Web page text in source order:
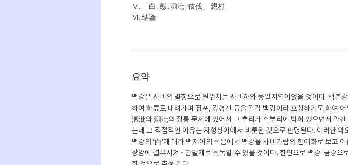
Ⅴ. 「白․態․泗沘․伎伐」 親村
Ⅵ. 結論
요약
백강은 사비의 별칭으로 원위치는 사비하와 동일지역이었을 것이다. 백촌
하여 하류로 내려가며 장포, 강경진 등을 각각 백강이라 호칭하기도 하여
泗沘와 泗沘의 정통 문제에 있어서 그 뿌리가 소부리에 박혀 있으면서 약
는데 그 직접적인 이유는 자형상이에서 비롯된 것으로 판명된다. 이러한
백강의 ‘白’에 대하 백제어의 석음에서 백강을 사비가람의 한어화로 보고
장암에 결부시켜 ~긴벌개로 석독할 수 있을 것이다. 한편으로 백강-금강